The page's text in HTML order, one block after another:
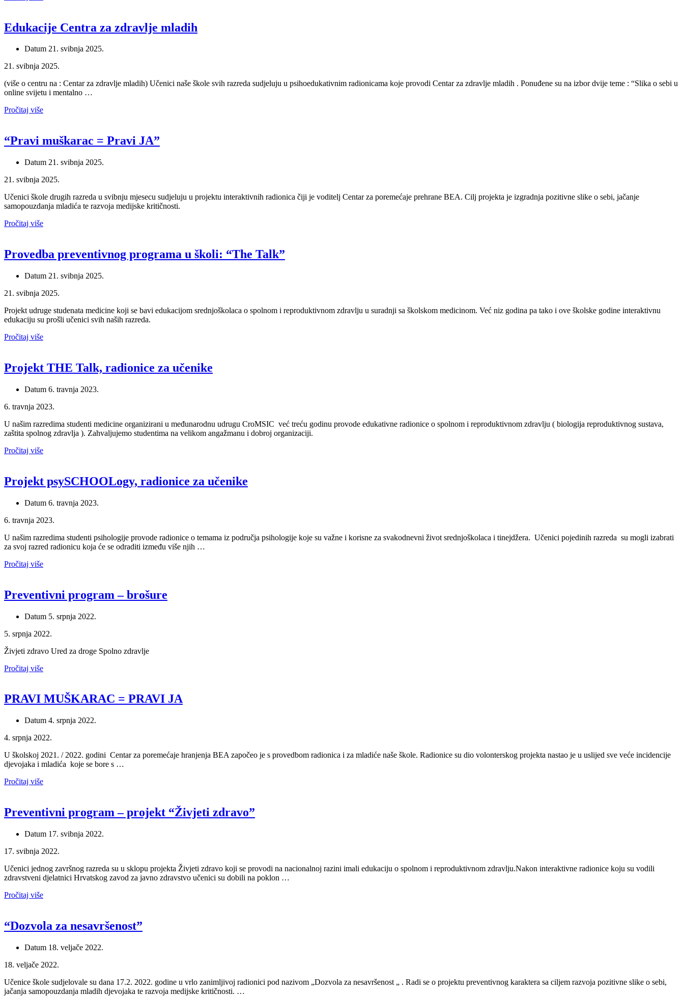
Edukacije Centra za zdravlje mladih
Datum 21. svibnja 2025.
21. svibnja 2025.
(više o centru na : Centar za zdravlje mladih) Učenici naše škole svih razreda sudjeluju u psihoedukativnim radionicama koje provodi Centar za zdravlje mladih . Ponuđene su na izbor dvije teme : “Slika o sebi u
online svijetu i mentalno …
Pročitaj više
“Pravi muškarac = Pravi JA”
Datum 21. svibnja 2025.
21. svibnja 2025.
Učenici škole drugih razreda u svibnju mjesecu sudjeluju u projektu interaktivnih radionica čiji je voditelj Centar za poremećaje prehrane BEA. Cilj projekta je izgradnja pozitivne slike o sebi, jačanje
samopouzdanja mladića te razvoja medijske kritičnosti.
Pročitaj više
Provedba preventivnog programa u školi: “The Talk”
Datum 21. svibnja 2025.
21. svibnja 2025.
Projekt udruge studenata medicine koji se bavi edukacijom srednjoškolaca o spolnom i reproduktivnom zdravlju u suradnji sa školskom medicinom. Već niz godina pa tako i ove školske godine interaktivnu
edukaciju su prošli učenici svih naših razreda.
Pročitaj više
Projekt THE Talk, radionice za učenike
Datum 6. travnja 2023.
6. travnja 2023.
U našim razredima studenti medicine organizirani u međunarodnu udrugu CroMSIC već treću godinu provode edukativne radionice o spolnom i reproduktivnom zdravlju ( biologija reproduktivnog sustava,
zaštita spolnog zdravlja ). Zahvaljujemo studentima na velikom angažmanu i dobroj organizaciji.
Pročitaj više
Projekt psySCHOOLogy, radionice za učenike
Datum 6. travnja 2023.
6. travnja 2023.
U našim razredima studenti psihologije provode radionice o temama iz područja psihologije koje su važne i korisne za svakodnevni život srednjoškolaca i tinejdžera. Učenici pojedinih razreda su mogli izabrati
za svoj razred radionicu koja će se odraditi između više njih …
Pročitaj više
Preventivni program – brošure
Datum 5. srpnja 2022.
5. srpnja 2022.
Živjeti zdravo Ured za droge Spolno zdravlje
Pročitaj više
PRAVI MUŠKARAC = PRAVI JA
Datum 4. srpnja 2022.
4. srpnja 2022.
U školskoj 2021. / 2022. godini Centar za poremećaje hranjenja BEA započeo je s provedbom radionica i za mladiće naše škole. Radionice su dio volonterskog projekta nastao je u uslijed sve veće incidencije
djevojaka i mladića koje se bore s …
Pročitaj više
Preventivni program – projekt “Živjeti zdravo”
Datum 17. svibnja 2022.
17. svibnja 2022.
Učenici jednog završnog razreda su u sklopu projekta Živjeti zdravo koji se provodi na nacionalnoj razini imali edukaciju o spolnom i reproduktivnom zdravlju.Nakon interaktivne radionice koju su vodili
zdravstveni djelatnici Hrvatskog zavod za javno zdravstvo učenici su dobili na poklon …
Pročitaj više
“Dozvola za nesavršenost”
Datum 18. veljače 2022.
18. veljače 2022.
Učenice škole sudjelovale su dana 17.2. 2022. godine u vrlo zanimljivoj radionici pod nazivom „Dozvola za nesavršenost „ . Radi se o projektu preventivnog karaktera sa ciljem razvoja pozitivne slike o sebi,
jačanja samopouzdanja mladih djevojaka te razvoja medijske kritičnosti. …